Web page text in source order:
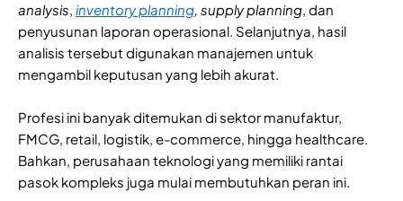
analysis, inventory planning, supply planning, dan
penyusunan laporan operasional. Selanjutnya, hasil
analisis tersebut digunakan manajemen untuk
mengambil keputusan yang lebih akurat.
Profesi ini banyak ditemukan di sektor manufaktur,
FMCG, retail, logistik, e-commerce, hingga healthcare.
Bahkan, perusahaan teknologi yang memiliki rantai
pasok kompleks juga mulai membutuhkan peran ini.